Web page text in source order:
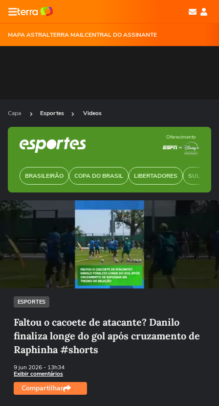
MAPA ASTRALTERRA MAILCENTRAL DO ASSINANTE
Capa Esportes Videos
BRASILEIRÃO COPA DO BRASIL LIBERTADORES SUL-
Oferecimento
Ops!
Não foi possível reproduzir o vídeo
Tentar novamente
ESPORTES
Faltou o cacoete de atacante? Danilo
finaliza longe do gol após cruzamento de
Raphinha #shorts
9 jun 2026- 13h34
Exibir comentários
Compartilhar